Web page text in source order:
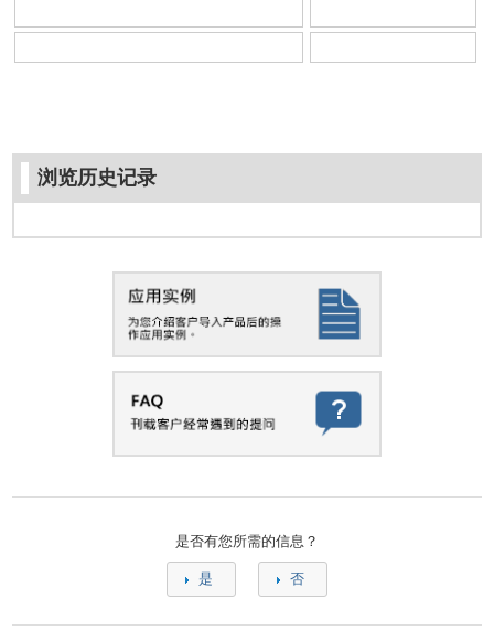
浏览历史记录
是否有您所需的信息？
是 否